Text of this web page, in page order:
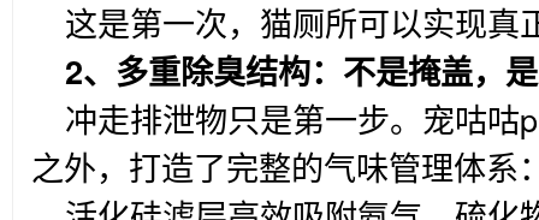
这是第一次，猫厕所可以实现真
2、多重除臭结构：不是掩盖，
冲走排泄物只是第一步。宠咕咕
之外，打造了完整的气味管理体系